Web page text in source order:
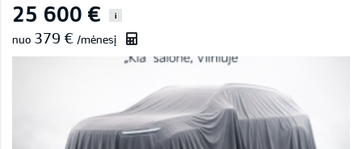
25 600 € i
nuo 379 € /mėnesį